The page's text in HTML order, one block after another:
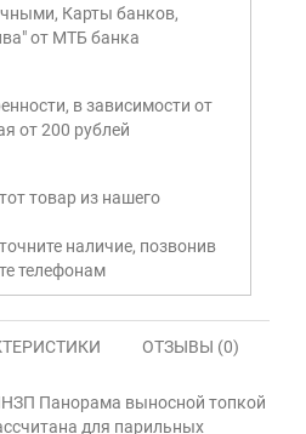
Карты банков,
от МТБ банка
в зависимости от
от 200 рублей
товар из нашего
наличие, позвонив
телефонам
ОТЗЫВЫ (0)
Панорама выносной топкой
для парильных